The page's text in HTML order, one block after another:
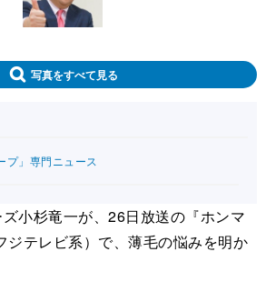
写真をすべて見る
プ」専門ニュース
小杉竜一が、26日放送の『ホンマ
ジテレビ系）で、薄毛の悩みを明か